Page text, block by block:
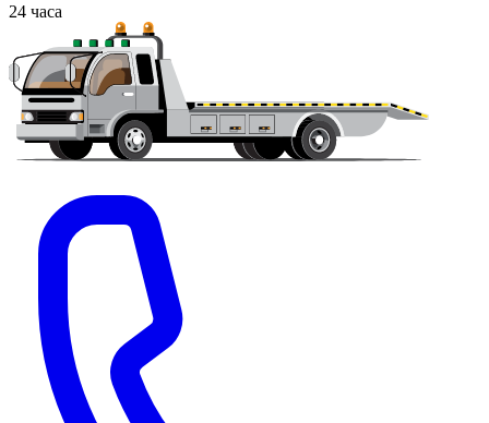
24 часа